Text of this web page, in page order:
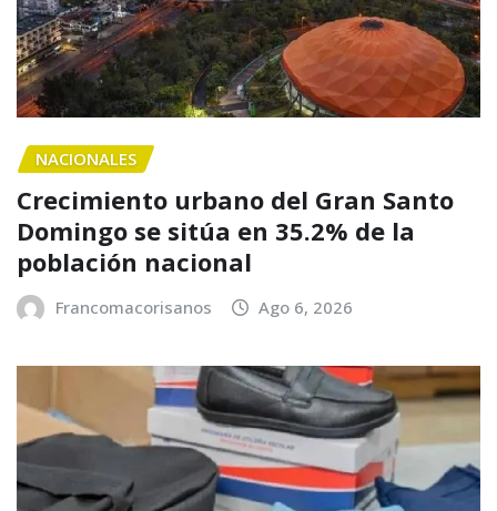
NACIONALES
Crecimiento urbano del Gran Santo
Domingo se sitúa en 35.2% de la
población nacional
Francomacorisanos Ago 6, 2026